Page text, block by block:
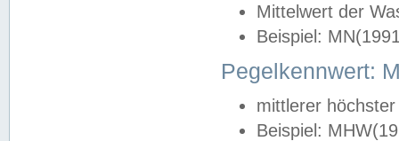
Mittelwert der
Beispiel:
Pegelkennwert:
mittlerer
Beispiel: